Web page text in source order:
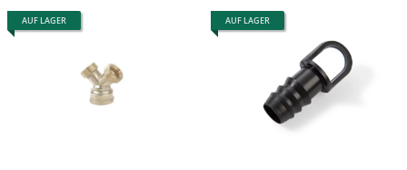
AUF LAGER AUF LAGER